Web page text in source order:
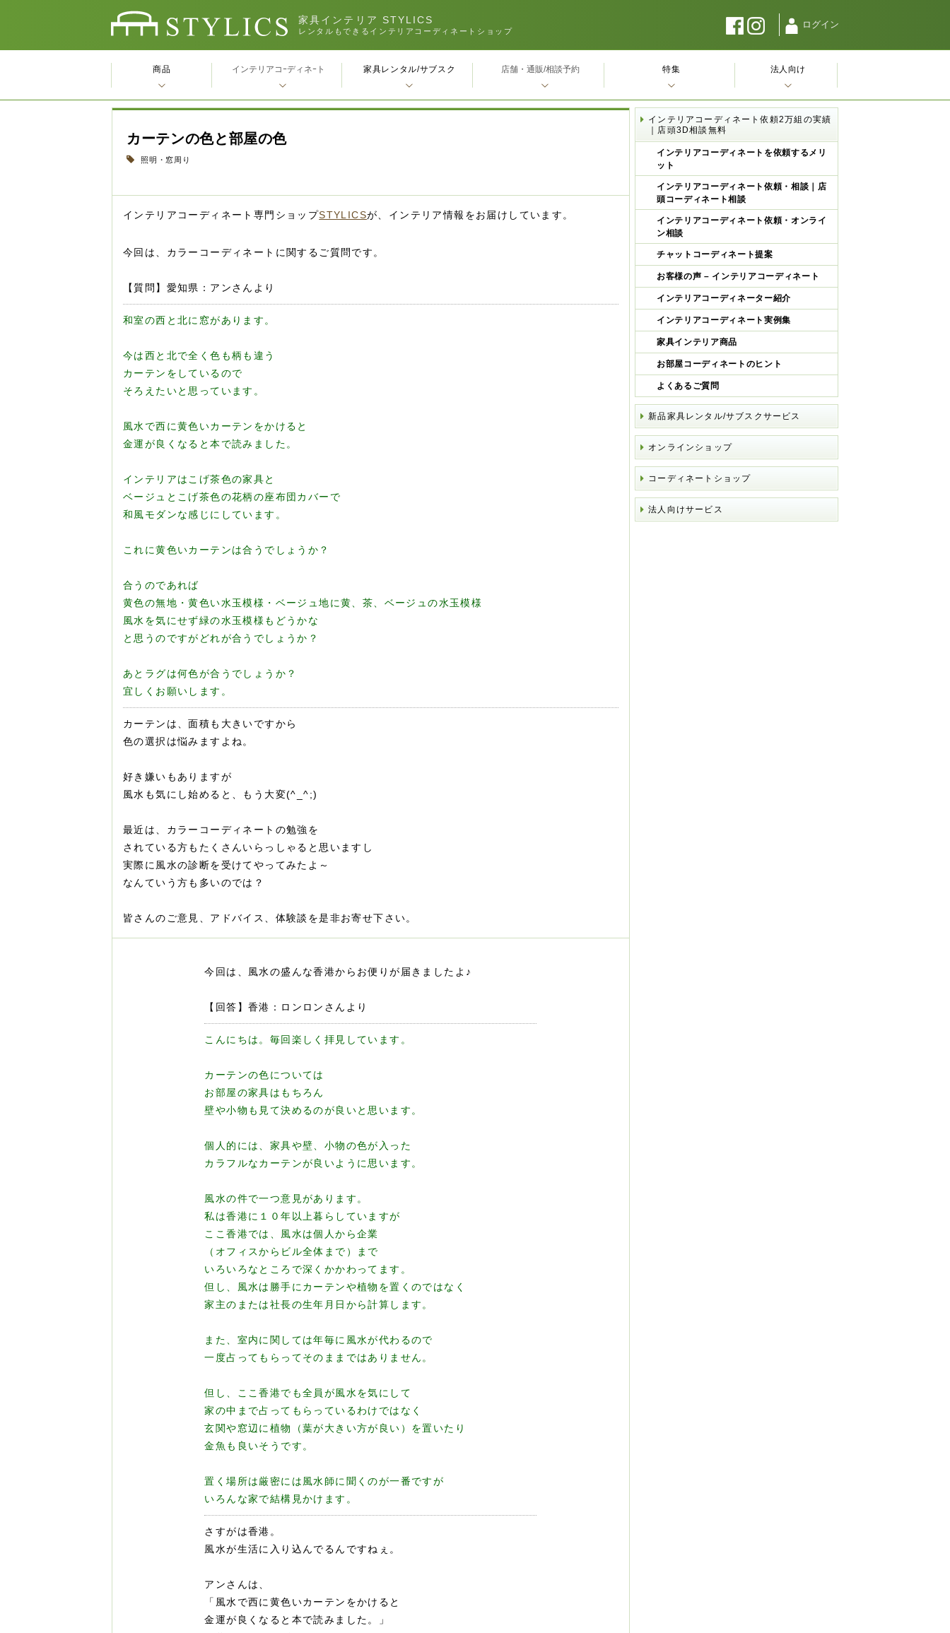
家具インテリア STYLICS
レンタルもできるインテリアコーディネートショップ
ログイン
カーテンの色と部屋の色
照明・窓周り
インテリアコーディネート専門ショップSTYLICSが、インテリア情報をお届けしています。
今回は、カラーコーディネートに関するご質問です。
【質問】愛知県：アンさんより
和室の西と北に窓があります。
今は西と北で全く色も柄も違う
カーテンをしているので
そろえたいと思っています。
風水で西に黄色いカーテンをかけると
金運が良くなると本で読みました。
インテリアはこげ茶色の家具と
ベージュとこげ茶色の花柄の座布団カバーで
和風モダンな感じにしています。
これに黄色いカーテンは合うでしょうか？
合うのであれば
黄色の無地・黄色い水玉模様・ベージュ地に黄、茶、ベージュの水玉模様
風水を気にせず緑の水玉模様もどうかな
と思うのですがどれが合うでしょうか？
あとラグは何色が合うでしょうか？
宜しくお願いします。
カーテンは、面積も大きいですから
色の選択は悩みますよね。
好き嫌いもありますが
風水も気にし始めると、もう大変(^_^;)
最近は、カラーコーディネートの勉強を
されている方もたくさんいらっしゃると思いますし
実際に風水の診断を受けてやってみたよ～
なんていう方も多いのでは？
皆さんのご意見、アドバイス、体験談を是非お寄せ下さい。
今回は、風水の盛んな香港からお便りが届きましたよ♪
【回答】香港：ロンロンさんより
こんにちは。毎回楽しく拝見しています。
カーテンの色については
お部屋の家具はもちろん
壁や小物も見て決めるのが良いと思います。
個人的には、家具や壁、小物の色が入った
カラフルなカーテンが良いように思います。
風水の件で一つ意見があります。
私は香港に１０年以上暮らしていますが
ここ香港では、風水は個人から企業
（オフィスからビル全体まで）まで
いろいろなところで深くかかわってます。
但し、風水は勝手にカーテンや植物を置くのではなく
家主のまたは社長の生年月日から計算します。
また、室内に関しては年毎に風水が代わるので
一度占ってもらってそのままではありません。
但し、ここ香港でも全員が風水を気にして
家の中まで占ってもらっているわけではなく
玄関や窓辺に植物（葉が大きい方が良い）を置いたり
金魚も良いそうです。
置く場所は厳密には風水師に聞くのが一番ですが
いろんな家で結構見かけます。
さすがは香港。
風水が生活に入り込んでるんですねぇ。
アンさんは、
「風水で西に黄色いカーテンをかけると
金運が良くなると本で読みました。」
インテリアコーディネート依頼2万組の実績
｜店頭3D相談無料
インテリアコーディネートを依頼するメリ
ット
インテリアコーディネート依頼・相談｜店
頭コーディネート相談
インテリアコーディネート依頼・オンライ
ン相談
チャットコーディネート提案
お客様の声 – インテリアコーディネート
インテリアコーディネーター紹介
インテリアコーディネート実例集
家具インテリア商品
お部屋コーディネートのヒント
よくあるご質問
新品家具レンタル/サブスクサービス
オンラインショップ
コーディネートショップ
法人向けサービス
商品 インテリアコｰディネｰト 家具レンタル/サブスク 店舗・通販/相談予約 特集 法人向け